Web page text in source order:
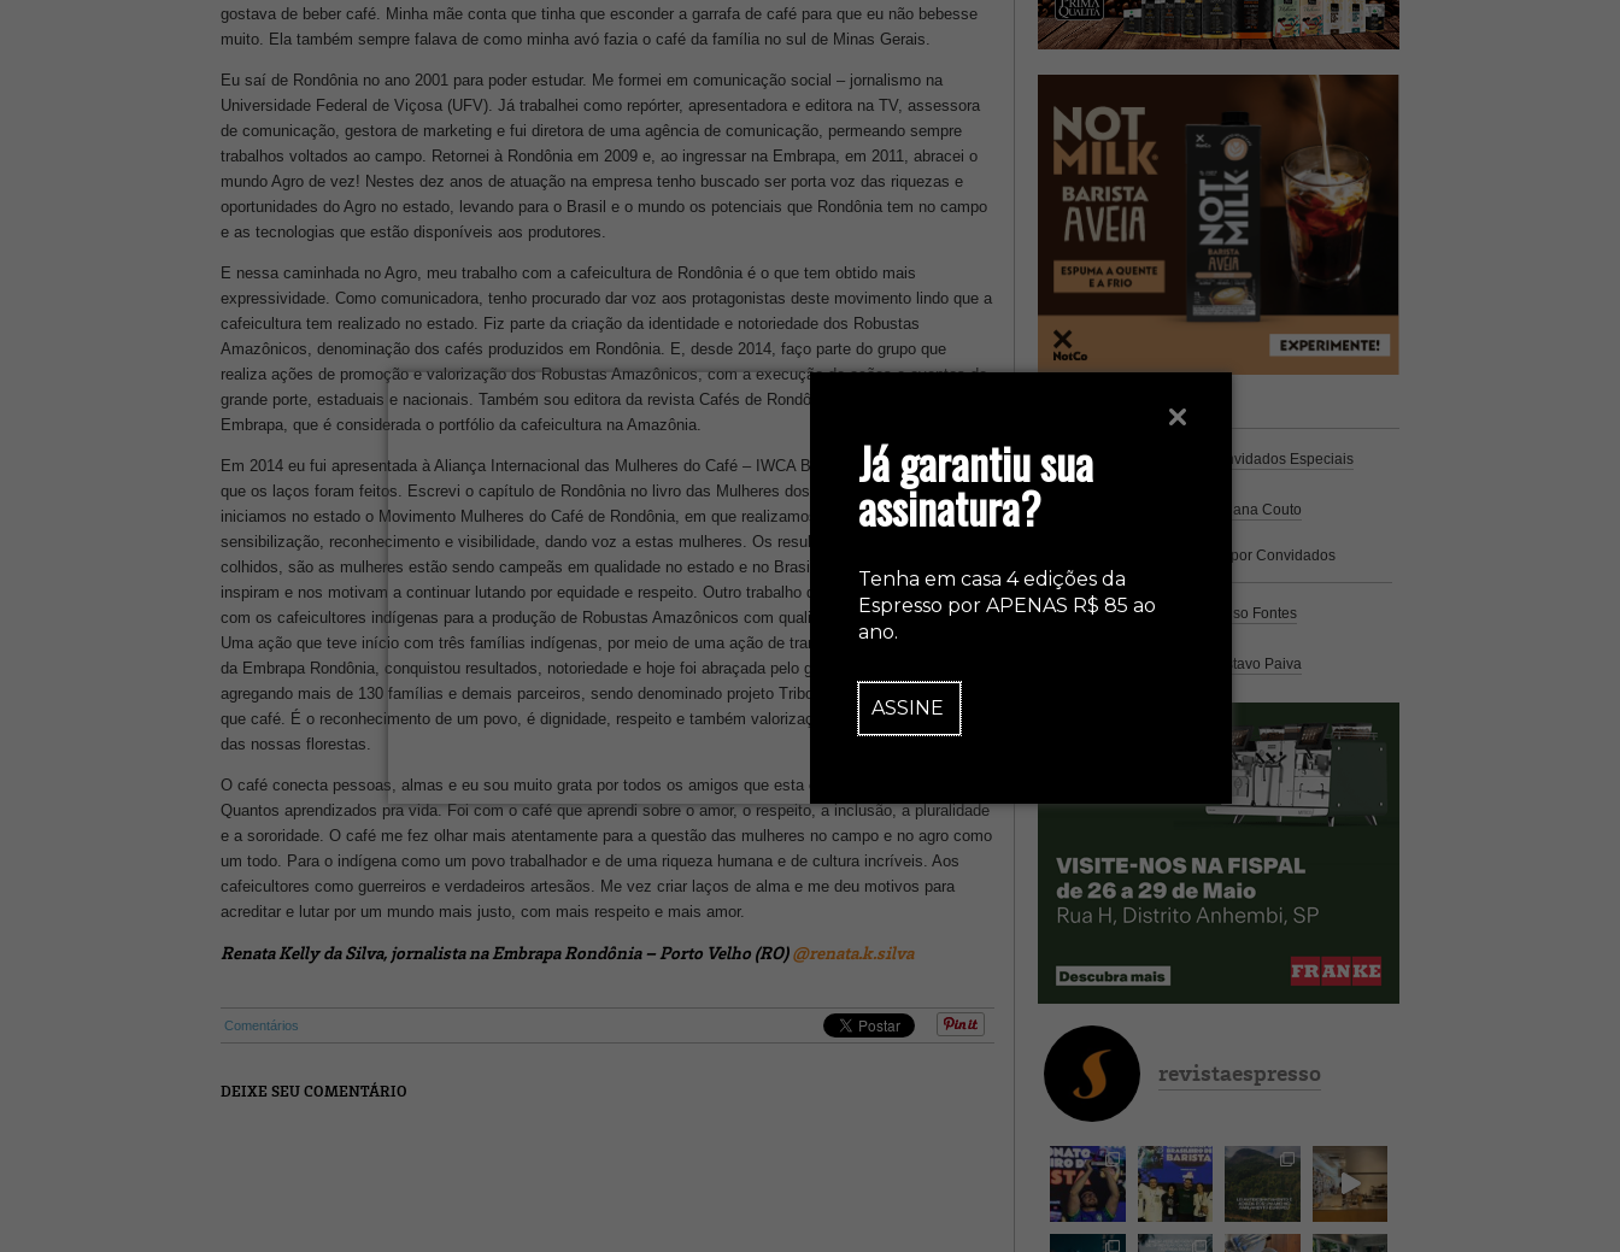
Já garantiu sua
assinatura?
Tenha em casa 4 edições da
Espresso por APENAS R$ 85 ao
ano.
ASSINE
gostava de beber café. Minha mãe conta que tinha que esconder a garrafa de café para que eu não bebesse
muito. Ela também sempre falava de como minha avó fazia o café da família no sul de Minas Gerais.
Eu saí de Rondônia no ano 2001 para poder estudar. Me formei em comunicação social – jornalismo na
Universidade Federal de Viçosa (UFV). Já trabalhei como repórter, apresentadora e editora na TV, assessora
de comunicação, gestora de marketing e fui diretora de uma agência de comunicação, permeando sempre
trabalhos voltados ao campo. Retornei à Rondônia em 2009 e, ao ingressar na Embrapa, em 2011, abracei o
mundo Agro de vez! Nestes dez anos de atuação na empresa tenho buscado ser porta voz das riquezas e
oportunidades do Agro no estado, levando para o Brasil e o mundo os potenciais que Rondônia tem no campo
e as tecnologias que estão disponíveis aos produtores.
E nessa caminhada no Agro, meu trabalho com a cafeicultura de Rondônia é o que tem obtido mais
expressividade. Como comunicadora, tenho procurado dar voz aos protagonistas deste movimento lindo que a
cafeicultura tem realizado no estado. Fiz parte da criação da identidade e notoriedade dos Robustas
Amazônicos, denominação dos cafés produzidos em Rondônia. E, desde 2014, faço parte do grupo que
realiza ações de promoção e valorização dos Robustas Amazônicos, com a execução de ações e eventos de
grande porte, estaduais e nacionais. Também sou editora da revista Cafés de Rondônia, produzida pela
Embrapa, que é considerada o portfólio da cafeicultura na Amazônia.
Em 2014 eu fui apresentada à Aliança Internacional das Mulheres do Café – IWCA Brasil, mas foi em 2017
que os laços foram feitos. Escrevi o capítulo de Rondônia no livro das Mulheres dos Cafés no Brasil e já
iniciamos no estado o Movimento Mulheres do Café de Rondônia, em que realizamos ações de capacitação,
sensibilização, reconhecimento e visibilidade, dando voz a estas mulheres. Os resultados estão sendo
colhidos, são as mulheres estão sendo campeãs em qualidade no estado e no Brasil. São conquistas que
inspiram e nos motivam a continuar lutando por equidade e respeito. Outro trabalho que toca minha alma é
com os cafeicultores indígenas para a produção de Robustas Amazônicos com qualidade e sustentabilidade.
Uma ação que teve início com três famílias indígenas, por meio de uma ação de transferência de tecnologias
da Embrapa Rondônia, conquistou resultados, notoriedade e hoje foi abraçada pelo grupo 3corações,
agregando mais de 130 famílias e demais parceiros, sendo denominado projeto Tribos. É e sempre foi mais
que café. É o reconhecimento de um povo, é dignidade, respeito e também valorização da nossa Amazônia,
das nossas florestas.
O café conecta pessoas, almas e eu sou muito grata por todos os amigos que esta conexão me proporciona.
Quantos aprendizados pra vida. Foi com o café que aprendi sobre o amor, o respeito, a inclusão, a pluralidade
e a sororidade. O café me fez olhar mais atentamente para a questão das mulheres no campo e no agro como
um todo. Para o indígena como um povo trabalhador e de uma riqueza humana e de cultura incríveis. Aos
cafeicultores como guerreiros e verdadeiros artesãos. Me vez criar laços de alma e me deu motivos para
acreditar e lutar por um mundo mais justo, com mais respeito e mais amor.
Renata Kelly da Silva, jornalista na Embrapa Rondônia – Porto Velho (RO)@renata.k.silva
Comentários
DEIXE SEU COMENTÁRIO
Espresso
Coluna Café por Convidados Especiais
por Cristiana Couto
por Convidados
Especiais
Análisepor Caio Alonso Fontes
por Gustavo Paiva
revistaespresso